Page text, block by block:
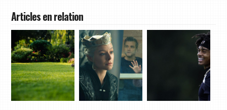
Articles en relation